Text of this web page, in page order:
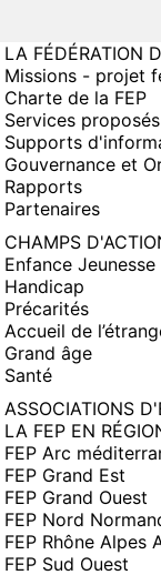
LA FÉDÉRATION
Missions - projet
Charte de la FEP
Services
Supports
Gouvernance et
Rapports
Partenaires
CHAMPS
Enfance Jeunesse
Handicap
Précarités
Accueil de
Grand âge
Santé
ASSOCIATIONS
LA FEP EN
FEP Arc
FEP Grand Est
FEP Grand Ouest
FEP Nord
FEP Rhône Alpes
FEP Sud Ouest